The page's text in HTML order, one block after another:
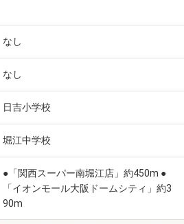
なし
なし
日吉小学校
堀江中学校
●「関西スーパー南堀江店」約450m ●
「イオンモール大阪ドームシティ」約3
90m